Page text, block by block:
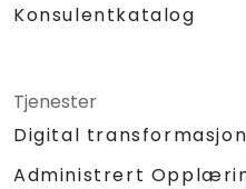
Konsulentkatalog
Tjenester
Digital transformasjon
Administrert